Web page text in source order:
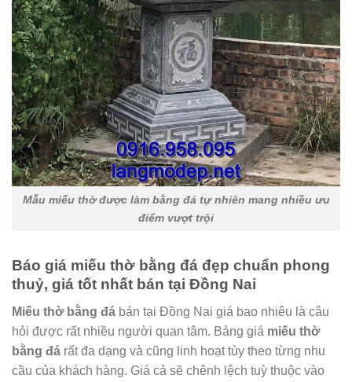
Mẫu miếu thờ được làm bằng đá tự nhiên mang nhiều ưu
điểm vượt trội
Báo giá miếu thờ bằng đá đẹp chuẩn phong
thuỷ, giá tốt nhất bán tại Đồng Nai
Miếu thờ bằng đá bán tại Đồng Nai giá bao nhiêu là câu
hỏi được rất nhiều người quan tâm. Bảng giá miếu thờ
bằng đá rất đa dạng và cũng linh hoạt tùy theo từng nhu
cầu của khách hàng. Giá cả sẽ chênh lệch tuỳ thuộc vào